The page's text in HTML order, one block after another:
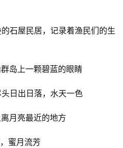
石屋民居，记录着渔民们的生
岛上一颗碧蓝的眼睛
日出日落，水天一色
月亮最近的地方
蜜月流芳